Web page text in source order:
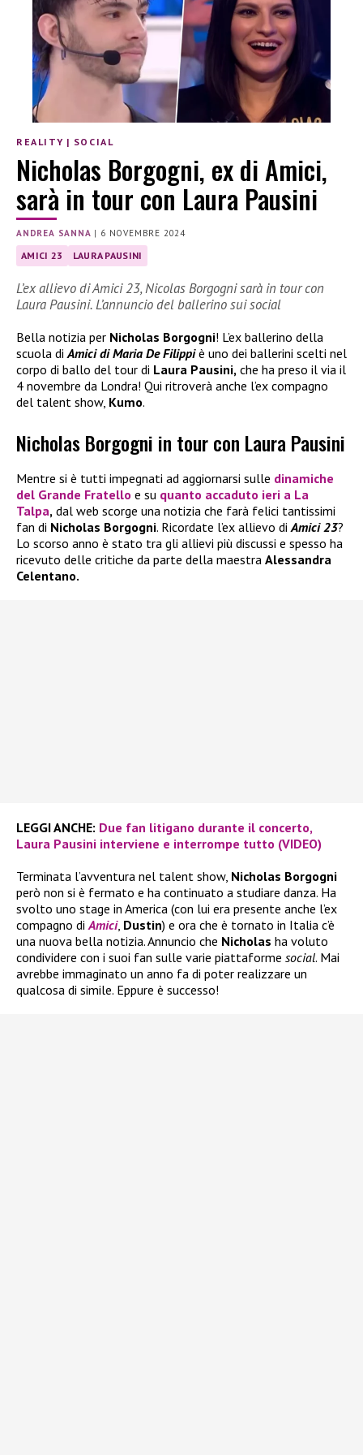
REALITY | SOCIAL
Nicholas Borgogni, ex di Amici,
sarà in tour con Laura Pausini
ANDREA SANNA | 6 NOVEMBRE 2024
AMICI 23 LAURA PAUSINI
L’ex allievo di Amici 23, Nicolas Borgogni sarà in tour con
Laura Pausini. L’annuncio del ballerino sui social
Bella notizia per Nicholas Borgogni! L’ex ballerino della
scuola di Amici di Maria De Filippiè uno dei ballerini scelti nel
corpo di ballo del tour di Laura Pausini, che ha preso il via il
4 novembre da Londra! Qui ritroverà anche l’ex compagno
del talent show, Kumo.
Nicholas Borgogni in tour con Laura Pausini
Mentre si è tutti impegnati ad aggiornarsi sulle dinamiche
del Grande Fratello e su quanto accaduto ieri a La
Talpa, dal web scorge una notizia che farà felici tantissimi
fan di Nicholas Borgogni. Ricordate l’ex allievo diAmici 23?
Lo scorso anno è stato tra gli allievi più discussi e spesso ha
ricevuto delle critiche da parte della maestra Alessandra
Celentano.
LEGGI ANCHE: Due fan litigano durante il concerto,
Laura Pausini interviene e interrompe tutto (VIDEO)
Terminata l’avventura nel talent show, Nicholas Borgogni
però non si è fermato e ha continuato a studiare danza. Ha
svolto uno stage in America (con lui era presente anche l’ex
compagno diAmici, Dustin) e ora che è tornato in Italia c’è
una nuova bella notizia. Annuncio che Nicholas ha voluto
condividere con i suoi fan sulle varie piattaforme social. Mai
avrebbe immaginato un anno fa di poter realizzare un
qualcosa di simile. Eppure è successo!